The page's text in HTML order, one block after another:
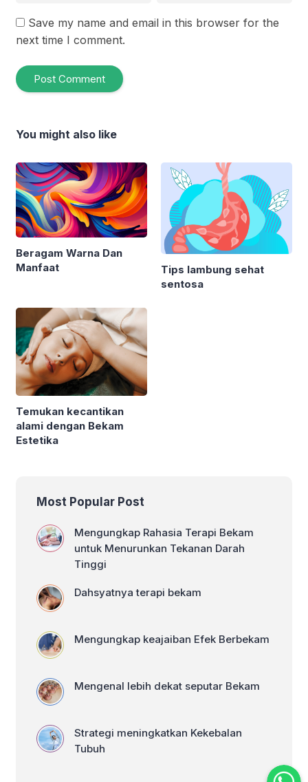
Save my name and email in this browser for the
next time I comment.
You might also like
Beragam Warna Dan
Manfaat
Tips lambung sehat
sentosa
Temukan kecantikan
alami dengan Bekam
Estetika
Most Popular Post
Mengungkap Rahasia Terapi Bekam
untuk Menurunkan Tekanan Darah
Tinggi
Dahsyatnya terapi bekam
Mengungkap keajaiban Efek Berbekam
Mengenal lebih dekat seputar Bekam
Strategi meningkatkan Kekebalan
Tubuh